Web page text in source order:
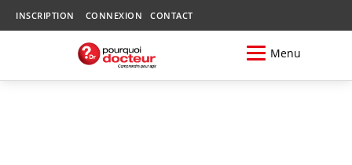
INSCRIPTION CONNEXION CONTACT
Menu